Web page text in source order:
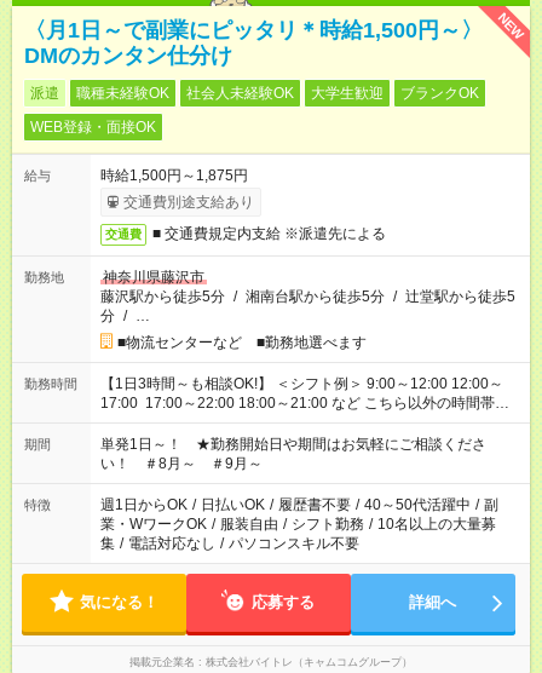
NEW
〈月1日～で副業にピッタリ＊時給1,500円～〉
DMのカンタン仕分け
派遣 職種未経験OK 社会人未経験OK 大学生歓迎
ブランクOK
WEB登録・面接OK
給与
時給1,500円～1,875円
交通費別途支給あり
交通費 ■ 交通費規定内支給 ※派遣先による
勤務地
神奈川県藤沢市
藤沢駅から徒歩5分 / 湘南台駅から徒歩5分 / 辻堂駅から徒歩5
分 / …
■物流センターなど ■勤務地選べます
勤務時間
【1日3時間～も相談OK!】 ＜シフト例＞ 9:00～12:00 12:00～
17:00 17:00～22:00 18:00～21:00 など こちら以外の時間帯も
お気軽にご相談ください！
期間
単発1日～！ ★勤務開始日や期間はお気軽にご相談くださ
い！ ＃8月～ ＃9月～
特徴 週1日からOK / 日払いOK / 履歴書不要 / 40～50代活躍中 / 副
業・WワークOK / 服装自由 / シフト勤務 / 10名以上の大量募
集 / 電話対応なし / パソコンスキル不要
気になる！ 応募する 詳細へ
掲載元企業名 株式会社バイトレ（キャムコムグループ）